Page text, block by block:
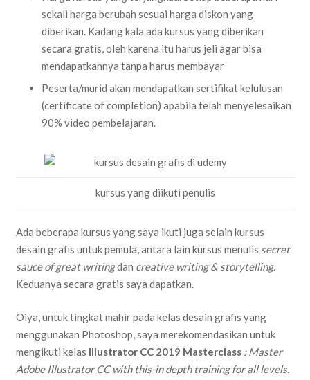
sekali harga berubah sesuai harga diskon yang
diberikan. Kadang kala ada kursus yang diberikan
secara gratis, oleh karena itu harus jeli agar bisa
mendapatkannya tanpa harus membayar
Peserta/murid akan mendapatkan sertifikat kelulusan
(certificate of completion) apabila telah menyelesaikan
90% video pembelajaran.
kursus yang diikuti penulis
Ada beberapa kursus yang saya ikuti juga selain kursus
desain grafis untuk pemula, antara lain kursus menulis secret
sauce of great writingdan creative writing & storytelling.
Keduanya secara gratis saya dapatkan.
Oiya, untuk tingkat mahir pada kelas desain grafis yang
menggunakan Photoshop, saya merekomendasikan untuk
mengikuti kelas Illustrator CC 2019 Masterclass : Master
Adobe IllustratorCC with this-in depth training for all levels.